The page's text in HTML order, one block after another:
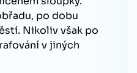
po dobu
Nikoliv však po
v jiných